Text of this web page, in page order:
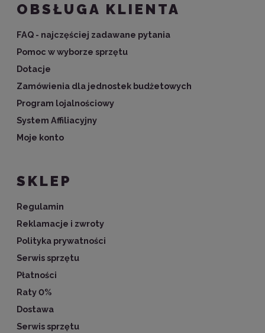
OBSŁUGA KLIENTA
FAQ - najczęściej zadawane pytania
Pomoc w wyborze sprzętu
Dotacje
Zamówienia dla jednostek budżetowych
Program lojalnościowy
System Affiliacyjny
Moje konto
SKLEP
Regulamin
Reklamacje i zwroty
Polityka prywatności
Serwis sprzętu
Płatności
Raty 0%
Dostawa
Serwis sprzętu